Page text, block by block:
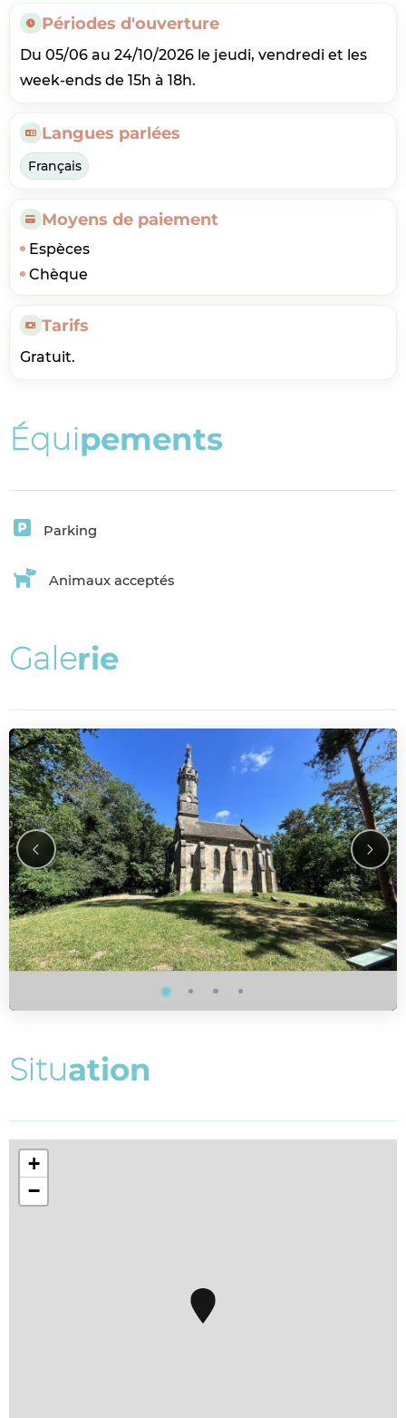
Périodes d'ouverture
Du 05/06 au 24/10/2026 le jeudi, vendredi et les
week-ends de 15h à 18h.
Langues parlées
Français
Moyens de paiement
Espèces
Chèque
Tarifs
Gratuit.
Équipements
Parking
Animaux acceptés
Galerie
Situation
+
−